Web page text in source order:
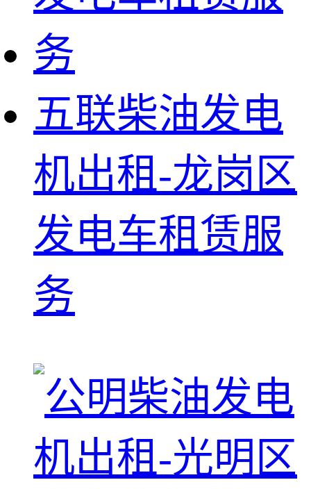
五联柴油发电
机出租-龙岗区
发电车租赁服
务